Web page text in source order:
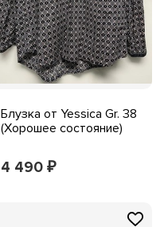
Блузка от Yessica Gr. 38
(Хорошее состояние)
4 490 ₽